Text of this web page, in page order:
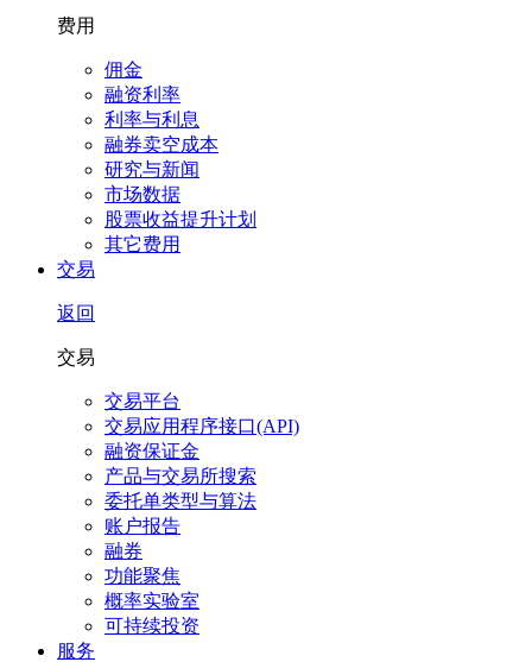
费用
佣金
融资利率
利率与利息
融券卖空成本
研究与新闻
市场数据
股票收益提升计划
其它费用
交易
返回
交易
交易平台
交易应用程序接口(API)
融资保证金
产品与交易所搜索
委托单类型与算法
账户报告
融券
功能聚焦
概率实验室
可持续投资
服务